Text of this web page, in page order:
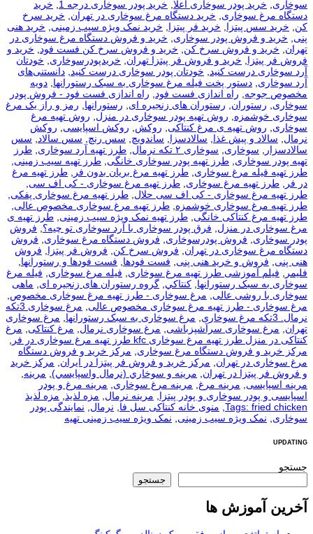
سوخاری, خرید پودر سوخاری اعلا, خرید پودر سوخاری درجه 1 , خرید
دستگاه مرغ سوخاری, خرید دستگاه مرغ سوخاری در تهران, خرید سرخ
کن, خرید سس پیتزا, خرید فر پیتزا, خرید نمک ویژه سیب زمینی, خرید هنی
پنی, خرید و فروش پودر سوخاری, خرید و فروش دستگاه مرغ سوخاری در
تهران, خرید و فروش سرخ کن, خرید و فروش سرخ کن فست فود, خرید و
فروش فر پیتزا, خرید و فروش فر پیتزا تهران, خریدپودرسوخاری, خودتان
آرد سوخاری درست کنید, خودتان پودر سوخاری درست کنید, دانستنی‌های
آرد سوخاری, دستور پخت فیله مرغ سوخاری به سبک رستورانها, دویه
مخصوص جوجه, راه اندازی فست فود, راه اندازی فست فود - فروش پودر
سوخاری, رستوران, رستوران های زنجیره ای, رستورانها, رمز و راز یک مرغ
سوخاری خوشمزه, روش تهیه پودر سوخاری در منزل, روش تهیه مرغ
سوخاری, روش تهیه ی مرغ کنتاکی, روکش, روکش اسپایسی, روکش
نرمال, سالاد و پیش غذا, سالادسزا, ساندویچ, سس رنچ, سس سالاد, سس
سالادسزار , سوخاری, سوخاری ۲ تکه نرمال , طرز تهیه آرد سوخاری, طرز
تهیه پودر سوخاری, طرز تهیه پودر سوخاری خانگی, طرز تهیه سیب زمینی,
طرز تهیه فیله مرغ سوخاری, طرز تهیه مرغ بریان بدون فر , طرز تهیه مرغ
در فر , طرز تهیه مرغ سوخاری, طرز تهیه مرغ سوخاری - کی اف سی,
طرز تهیه مرغ سوخاری - کی اف سی حلال, طرز تهیه مرغ سوخاری پفکی,
طرز تهیه مرغ سوخاری خوشمزه, طرز تهیه مرغ سوخاری مخصوص عالی,
طرز تهیه مرغ کنتاکی خانگی, طرز تهیه نمک ویژه سیب زمینی, طرز تهیه ی
مرغ سوخاری در منزل, فرق پودر سوخاری با آرد سوخاری تو چیه؟, فروش
پودر سوخاری, فروش پودرسوخاری, فروش دستگاه مرغ سوخاری, فروش
دستگاه مرغ سوخاری در تهران, فروش سرخ کن, فروش فر پیتزا, فروش
هنی پنی, فروش و خرید هنی پنی, فست فودها, فست فودها و رستورانها,
فلیمر , فیلم آموزشی طرز تهیه مرغ سوخاری, فیله مرغ سوخاری, فیله مرغ
سوخاری به سبک رستورانها, كنتاكي, گروه رستوران های زنجیره ای, ماهی
سوخاری با روشی عالی, مرغ سوخاری - طرز تهیه مرغ سوخاری مخصوص,
مرغ سوخاری - طرز تهیه مرغ سوخاری مخصوص عالی,
مرغ سوخاری 3تکه
نرمال. 3تکه مرغ سوخاری
, مرغ سوخاری به سبک رستورانها, مرغ سوخاری
تهران, مرغ سوخاری سرآشپزباشی, مرغ سوخاری نرمال, مرغ کنتاکی, مرغ
کنتاکی در منزل طرز تهیه مرغ سوخاری kfc طرز تهیه مرغ سوخاری در فر
,
مرکز خرید و فروش دستگاه مرغ سوخاری, مرکز خرید و فروش دستگاه
مرغ سوخاری در تهران, مرکز خرید و فروش فر پیتزا در ایران, مرکز خرید
و فروش فر پیتزا در تهران, مرينه و سوخاري (نرمال واسپايسي), مرینه,
مرینه اسپایسی, مرینه مرغ, مرینه مرغ سوخاری, مرینه مرغ و پودر
اسپایسی و پودر سوخاری و پودر پیتزا, مرینه نرمال, مزه لذیذ, مزه لذیذ
Tags: fried chicken
, منوی خانه کنتاکی سل فا, نرمال, نمایندگی پودر
سوخاری, نمک ویژه سیب زمینی, نمک ویژه سیب زمینی تهیه
UPDATING
جستجو
جستجو
آخرین آموزش ها